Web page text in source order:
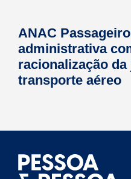
ANAC
administrativa
racionalização
transporte aéreo